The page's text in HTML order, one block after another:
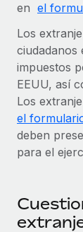
en el
Los
ciudadanos
impuestos
EEUU, así
Los
el
deben
para el